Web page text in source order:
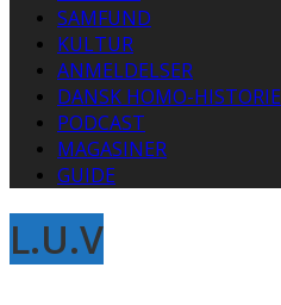
SAMFUND
KULTUR
ANMELDELSER
DANSK HOMO-HISTORIE
PODCAST
MAGASINER
GUIDE
L.U.V